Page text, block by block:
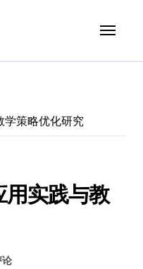
学策略优化研究
用实践与教